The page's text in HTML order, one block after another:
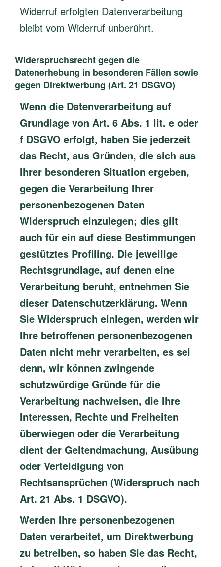
Widerruf erfolgten Datenverarbeitung
bleibt vom Widerruf unberührt.
Widerspruchsrecht gegen die
Datenerhebung in besonderen Fällen sowie
gegen Direktwerbung (Art. 21 DSGVO)
Wenn die Datenverarbeitung auf
Grundlage von Art. 6 Abs. 1 lit. e oder
f DSGVO erfolgt, haben Sie jederzeit
das Recht, aus Gründen, die sich aus
Ihrer besonderen Situation ergeben,
gegen die Verarbeitung Ihrer
personenbezogenen Daten
Widerspruch einzulegen; dies gilt
auch für ein auf diese Bestimmungen
gestütztes Profiling. Die jeweilige
Rechtsgrundlage, auf denen eine
Verarbeitung beruht, entnehmen Sie
dieser Datenschutzerklärung. Wenn
Sie Widerspruch einlegen, werden wir
Ihre betroffenen personenbezogenen
Daten nicht mehr verarbeiten, es sei
denn, wir können zwingende
schutzwürdige Gründe für die
Verarbeitung nachweisen, die Ihre
Interessen, Rechte und Freiheiten
überwiegen oder die Verarbeitung
dient der Geltendmachung, Ausübung
oder Verteidigung von
Rechtsansprüchen (Widerspruch nach
Art. 21 Abs. 1 DSGVO).
Werden Ihre personenbezogenen
Daten verarbeitet, um Direktwerbung
zu betreiben, so haben Sie das Recht,